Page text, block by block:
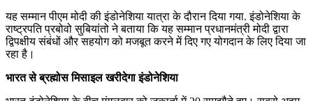
यह सम्मान पीएम मोदी की इंडोनेशिया यात्रा के दौरान दिया गया. इंडोनेशिया के
राष्ट्रपति प्रबोवो सुबियांतो ने बताया कि यह सम्मान प्रधानमंत्री मोदी द्वारा
द्विपक्षीय संबंधों और सहयोग को मजबूत करने में दिए गए योगदान के लिए दिया जा
रहा है।
भारत से ब्रह्मोस मिसाइल खरीदेगा इंडोनेशिया